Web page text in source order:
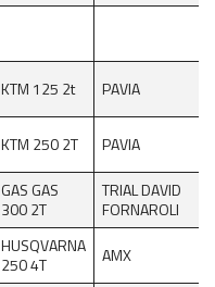
KTM 125 2t PAVIA
KTM 250 2T PAVIA
GAS GAS
300 2T
TRIAL DAVID
FORNAROLI
HUSQVARNA
250 4T
AMX